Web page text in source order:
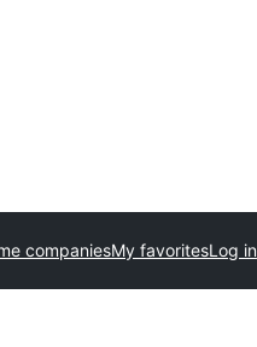
companiesMy favoritesLog in